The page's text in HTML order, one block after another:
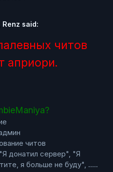
Renz said:
читов
априори.
читов
донатил сервер", "Я
я больше не буду", .....